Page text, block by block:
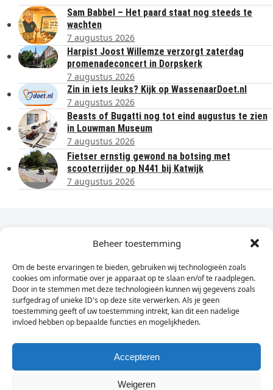
Beheer toestemming
Om de beste ervaringen te bieden, gebruiken wij technologieën zoals
cookies om informatie over je apparaat op te slaan en/of te raadplegen.
Door in te stemmen met deze technologieën kunnen wij gegevens zoals
surfgedrag of unieke ID's op deze site verwerken. Als je geen
toestemming geeft of uw toestemming intrekt, kan dit een nadelige
invloed hebben op bepaalde functies en mogelijkheden.
Accepteren
Weigeren
Sam Babbel – Het paard staat nog steeds te
wachten
7 augustus 2026
Harpist Joost Willemze verzorgt zaterdag
promenadeconcert in Dorpskerk
7 augustus 2026
Zin in iets leuks? Kijk op WassenaarDoet.nl
7 augustus 2026
Beasts of Bugatti nog tot eind augustus te zien
in Louwman Museum
7 augustus 2026
Fietser ernstig gewond na botsing met
scooterrijder op N441 bij Katwijk
7 augustus 2026
Dagelijks het laatste nieuws in je e-mail?
Vul
hier
je
e-
mailadres
in
Sign Up